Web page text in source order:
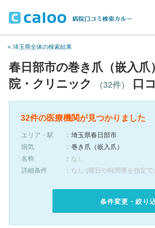
« 埼玉県全体の検索結果
春日部市の巻き爪（嵌入爪
院・クリニック
（32件） 口
32件の医療機関が見つかりました
エリア・駅
埼玉県春日部市
病気
巻き爪（嵌入爪）
名称
なし
詳細条件
なし (曜日や時間帯を指定で
条件変更・絞り